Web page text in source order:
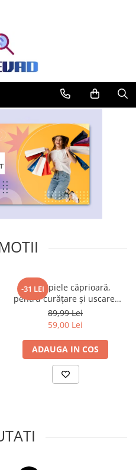
-31 LEI
Lavetă piele căprioară,
pentru curăţare şi uscare,
forma neregulată 38*30
89,99 Lei
59,00 Lei
ADAUGA IN COS